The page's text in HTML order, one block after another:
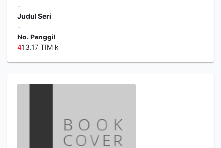
-
Judul Seri
-
No. Panggil
413.17 TIM k